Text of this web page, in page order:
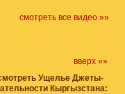
смотреть все видео »»
вверх »»
Ущелье Джеты-
Кыргызстана: